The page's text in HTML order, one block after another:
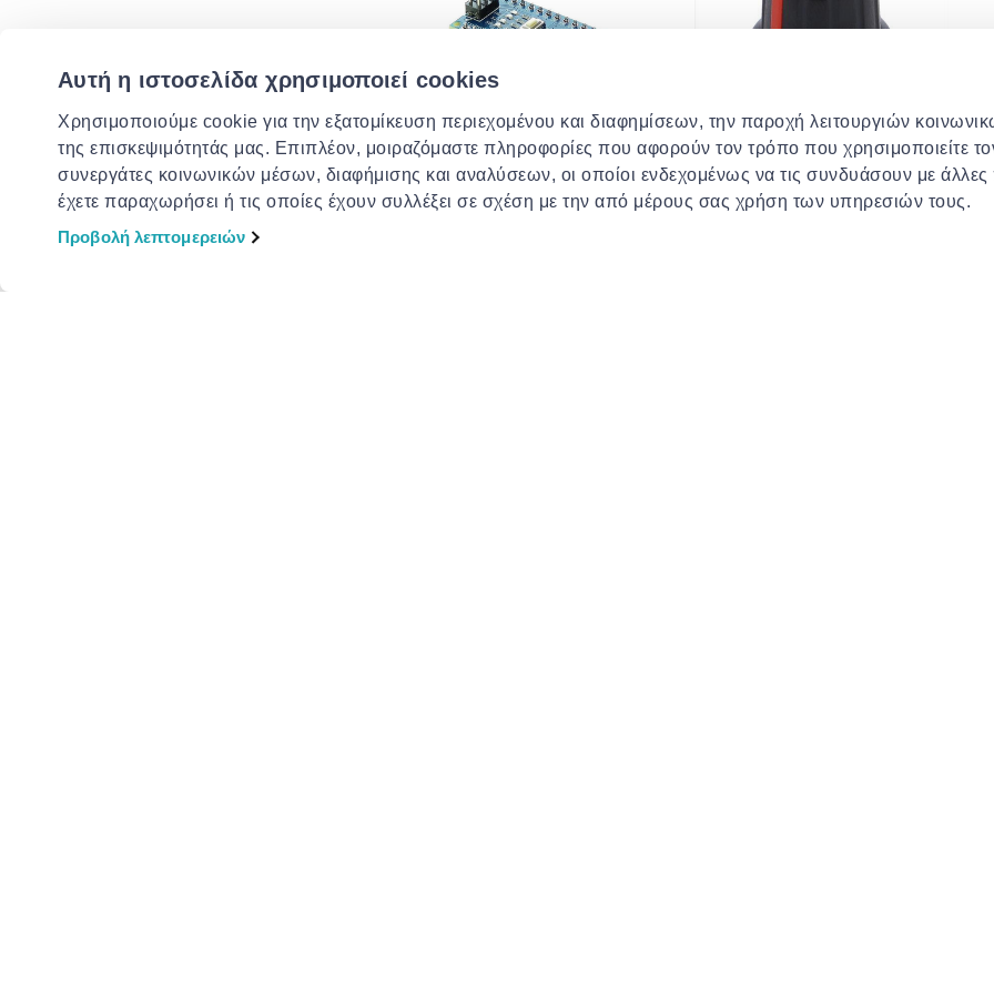
Αυτή η ιστοσελίδα χρησιμοποιεί cookies
Χρησιμοποιούμε cookie για την εξατομίκευση περιεχομένου και διαφημίσεων, την παροχή λειτουργιών
της επισκεψιμότητάς μας. Επιπλέον, μοιραζόμαστε πληροφορίες που αφορούν τον τρόπο που χρησιμοποιείτε
συνεργάτες κοινωνικών μέσων, διαφήμισης και αναλύσεων, οι οποίοι ενδεχομένως να τις συνδυάσουν με
έχετε παραχωρήσει ή τις οποίες έχουν συλλέξει σε σχέση με την από μέρους σας χρήση των υπηρεσιών τους.
Προβολή λεπτομερειών
EXTRA -10%
Arduino nano v3.0 compatible
SRPASSIVES
Knob miniature,with pointer
shaft d: 6.35mm
από
€ 0.80σε
- 13%€ 0.70